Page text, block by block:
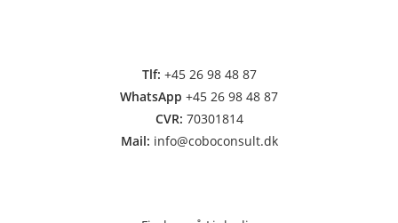
Tlf: +45 26 98 48 87
WhatsApp +45 26 98 48 87
CVR: 70301814
Mail: info@coboconsult.dk